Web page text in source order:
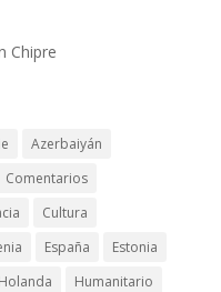
Chipre
Azerbaiyán
Comentarios
Cultura
España
Estonia
Holanda
Humanitario